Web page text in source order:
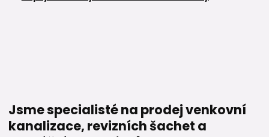
Jsme specialisté na prodej venkovní
kanalizace, revizních šachet a